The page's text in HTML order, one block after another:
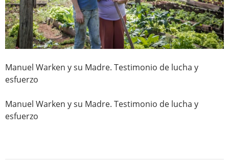
Manuel Warken y su Madre. Testimonio de lucha y
esfuerzo
Manuel Warken y su Madre. Testimonio de lucha y
esfuerzo